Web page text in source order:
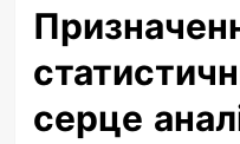
серце